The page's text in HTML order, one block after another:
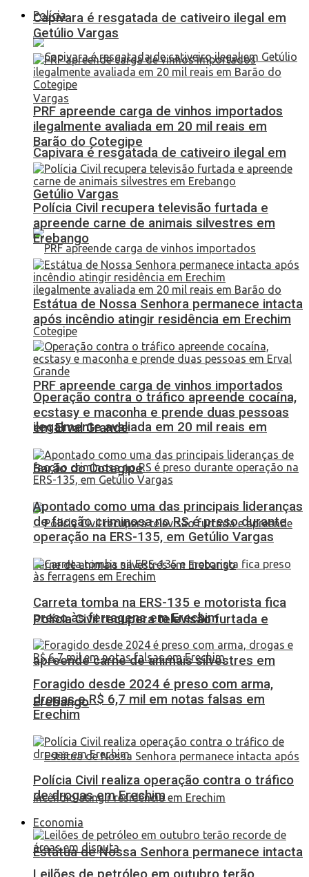
Polícia
Capivara é resgatada de cativeiro ilegal em
Getúlio Vargas
PRF apreende carga de vinhos importados
ilegalmente avaliada em 20 mil reais em
Barão do Cotegipe
Polícia Civil recupera televisão furtada e
apreende carne de animais silvestres em
Erebango
Estátua de Nossa Senhora permanece intacta
Capivara é resgatada de cativeiro ilegal em
Getúlio Vargas
PRF apreende carga de vinhos importados
ilegalmente avaliada em 20 mil reais em
Barão do Cotegipe
Polícia Civil recupera televisão furtada e
apreende carne de animais silvestres em
Erebango
Estátua de Nossa Senhora permanece intacta
após incêndio atingir residência em Erechim
Operação contra o tráfico apreende cocaína,
ecstasy e maconha e prende duas pessoas
em Erval Grande
Apontado como uma das principais lideranças
de facção criminosa no RS é preso durante
operação na ERS-135, em Getúlio Vargas
Carreta tomba na ERS-135 e motorista fica
preso às ferragens em Erechim
Foragido desde 2024 é preso com arma,
drogas e R$ 6,7 mil em notas falsas em
Erechim
Polícia Civil realiza operação contra o tráfico
de drogas em Erechim
Economia